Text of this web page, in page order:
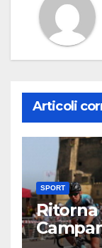
Articoli
SPORT
Ritorna